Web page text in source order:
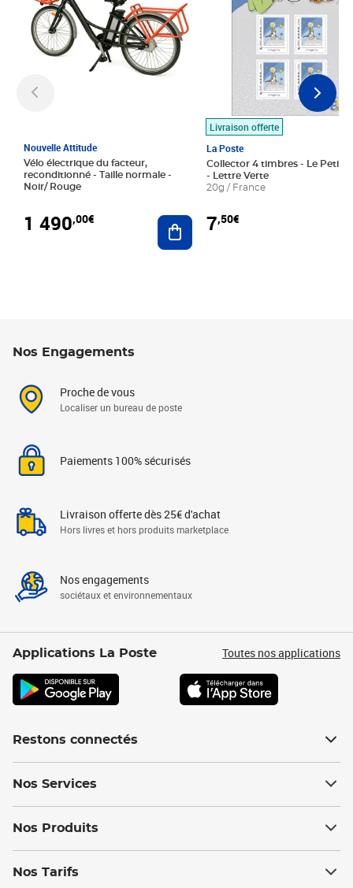
Nouvelle Attitude
Vélo électrique du facteur,
reconditionné - Taille normale -
Noir/ Rouge
1 490,00€ Ajouter au panier
Livraison offerte
La Poste
Collector 4 timbres - Le Petit
- Lettre Verte
20g / France
7,50€
Nos Engagements
Proche de vous
Localiser un bureau de poste
Paiements 100% sécurisés
Livraison offerte dès 25€ d'achat
Hors livres et hors produits marketplace
Nos engagements
sociétaux et environnementaux
Applications La Poste Toutes nos applications
Restons connectés
Nos Services
Nos Produits
Nos Tarifs